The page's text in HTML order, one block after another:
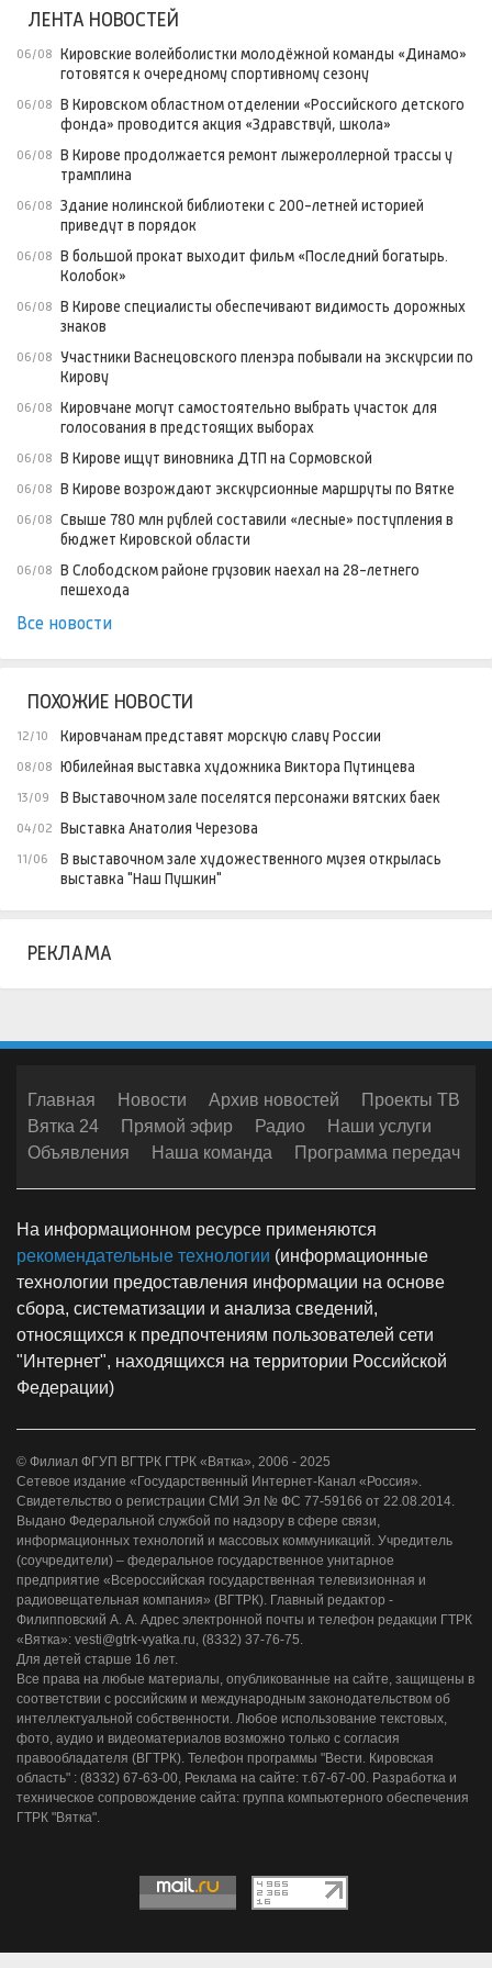
ЛЕНТА НОВОСТЕЙ
06/08 Кировские волейболистки молодёжной команды «Динамо»
готовятся к очередному спортивному сезону
06/08 В Кировском областном отделении «Российского детского
фонда» проводится акция «Здравствуй, школа»
06/08 В Кирове продолжается ремонт лыжероллерной трассы у
трамплина
06/08 Здание нолинской библиотеки с 200-летней историей
приведут в порядок
06/08 В большой прокат выходит фильм «Последний богатырь.
Колобок»
06/08 В Кирове специалисты обеспечивают видимость дорожных
знаков
06/08 Участники Васнецовского пленэра побывали на экскурсии по
Кирову
06/08 Кировчане могут самостоятельно выбрать участок для
голосования в предстоящих выборах
06/08 В Кирове ищут виновника ДТП на Сормовской
06/08 В Кирове возрождают экскурсионные маршруты по Вятке
06/08 Свыше 780 млн рублей составили «лесные» поступления в
бюджет Кировской области
06/08 В Слободском районе грузовик наехал на 28-летнего
пешехода
Все новости
ПОХОЖИЕ НОВОСТИ
12/10 Кировчанам представят морскую славу России
08/08 Юбилейная выставка художника Виктора Путинцева
13/09 В Выставочном зале поселятся персонажи вятских баек
04/02 Выставка Анатолия Черезова
11/06
В выставочном зале художественного музея открылась
выставка "Наш Пушкин"
РЕКЛАМА
Главная Новости Архив новостей
Проекты ТВ
Вятка 24
Прямой эфир Радио
Наши услуги
Объявления
Наша команда Программа передач
На информационном ресурсе применяются
рекомендательные технологии (информационные
технологии предоставления информации на основе
сбора, систематизации и анализа сведений,
относящихся к предпочтениям пользователей сети
"Интернет", находящихся на территории Российской
Федерации)
© Филиал ФГУП ВГТРК ГТРК «Вятка», 2006 - 2025
Сетевое издание «Государственный Интернет-Канал «Россия».
Свидетельство о регистрации СМИ Эл № ФС 77-59166 от 22.08.2014.
Выдано Федеральной службой по надзору в сфере связи,
информационных технологий и массовых коммуникаций. Учредитель
(соучредители) – федеральное государственное унитарное
предприятие «Всероссийская государственная телевизионная и
радиовещательная компания» (ВГТРК). Главный редактор -
Филипповский А. А. Адрес электронной почты и телефон редакции ГТРК
«Вятка»: vesti@gtrk-vyatka.ru, (8332) 37-76-75.
Для детей старше 16 лет.
Все права на любые материалы, опубликованные на сайте, защищены в
соответствии с российским и международным законодательством об
интеллектуальной собственности. Любое использование текстовых,
фото, аудио и видеоматериалов возможно только с согласия
правообладателя (ВГТРК). Телефон программы "Вести. Кировская
область" : (8332) 67-63-00, Реклама на сайте: т.67-67-00. Разработка и
техническое сопровождение сайта: группа компьютерного обеспечения
ГТРК "Вятка".